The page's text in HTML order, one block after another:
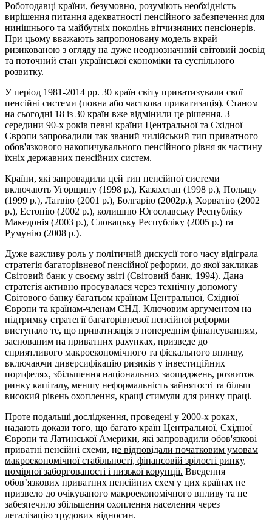
Роботодавці країни, безумовно, розуміють необхідність
вирішення питання адекватності пенсійного забезпечення для
нинішнього та майбутніх поколінь вітчизняних пенсіонерів.
При цьому вважають запропоновану модель вкрай
ризикованою з огляду на дуже неоднозначний світовий досвід
та поточний стан української економіки та суспільного
розвитку.
У період 1981-2014 рр. 30 країн світу приватизували свої
пенсійні системи (повна або часткова приватизація). Станом
на сьогодні 18 із 30 країн вже відмінили це рішення. З
середини 90-х років певні країни Центральної та Східної
Європи запровадили так званий чилійський тип приватного
обов'язкового накопичувального пенсійного рівня як частину
їхніх державних пенсійних систем.
Країни, які запровадили цей тип пенсійної системи
включають Угорщину (1998 р.), Казахстан (1998 р.), Польщу
(1999 р.), Латвію (2001 р.), Болгарію (2002р.), Хорватію (2002
р.), Естонію (2002 р.), колишню Югославську Республіку
Македонія (2003 р.), Словацьку Республіку (2005 р.) та
Румунію (2008 р.).
Дуже важливу роль у політичній дискусії того часу відіграла
стратегія багаторівневої пенсійної реформи, до якої закликав
Світовий банк у своєму звіті (Світовий банк, 1994). Дана
стратегія активно просувалася через технічну допомогу
Світового банку багатьом країнам Центральної, Східної
Європи та країнам-членам СНД. Ключовим аргументом на
підтримку стратегії багаторівневої пенсійної реформи
виступало те, що приватизація з попереднім фінансуванням,
заснованим на приватних рахунках, призведе до
сприятливого макроекономічного та фіскального впливу,
включаючи диверсифікацію ризиків у інвестиційних
портфелях, збільшення національних заощаджень, розвиток
ринку капіталу, меншу неформальність зайнятості та більш
високий рівень охоплення, кращі стимули для ринку праці.
Проте подальші дослідження, проведені у 2000-х роках,
надають докази того, що багато країн Центральної, Східної
Європи та Латинської Америки, які запровадили обов'язкові
приватні пенсійні схеми, не відповідали початковим умовам
макроекономічної стабільності, фінансовій зрілості ринку,
помірної заборгованості і низької корупції. Введення
обов’язкових приватних пенсійних схем у цих країнах не
призвело до очікуваного макроекономічного впливу та не
забезпечило збільшення охоплення населення через
легалізацію трудових відносин.